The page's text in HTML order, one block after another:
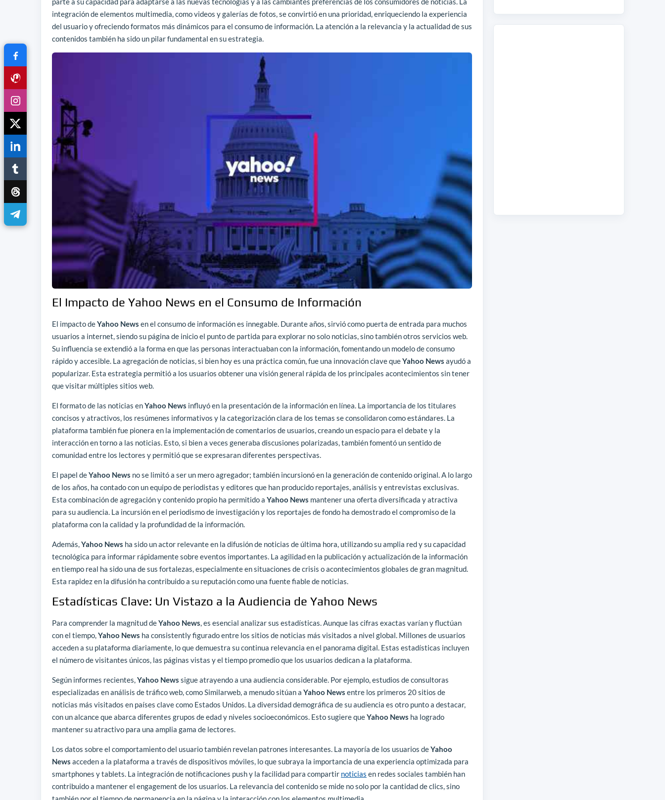
integración de elementos multimedia, como videos y galerías de fotos, se convirtió en una prioridad, enriqueciendo la experiencia
del usuario y ofreciendo formatos más dinámicos para el consumo de información. La atención a la relevancia y la actualidad de sus
contenidos también ha sido un pilar fundamental en su estrategia.
El Impacto de Yahoo News en el Consumo de Información
El impacto deYahoo News en el consumo de información es innegable. Durante años, sirvió como puerta de entrada para muchos
usuarios a internet, siendo su página de inicio el punto de partida para explorar no solo noticias, sino también otros servicios web.
Su influencia se extendió a la forma en que las personas interactuaban con la información, fomentando un modelo de consumo
rápido y accesible. La agregación de noticias, si bien hoy es una práctica común, fue una innovación clave queYahoo News ayudó a
popularizar. Esta estrategia permitió a los usuarios obtener una visión general rápida de los principales acontecimientos sin tener
que visitar múltiples sitios web.
El formato de las noticias enYahoo News influyó en la presentación de la información en línea. La importancia de los titulares
concisos y atractivos, los resúmenes informativos y la categorización clara de los temas se consolidaron como estándares. La
plataforma también fue pionera en la implementación de comentarios de usuarios, creando un espacio para el debate y la
interacción en torno a las noticias. Esto, si bien a veces generaba discusiones polarizadas, también fomentó un sentido de
comunidad entre los lectores y permitió que se expresaran diferentes perspectivas.
El papel deYahoo News no se limitó a ser un mero agregador; también incursionó en la generación de contenido original. A lo largo
de los años, ha contado con un equipo de periodistas y editores que han producido reportajes, análisis y entrevistas exclusivas.
Esta combinación de agregación y contenido propio ha permitido a Yahoo News mantener una oferta diversificada y atractiva
para su audiencia. La incursión en el periodismo de investigación y los reportajes de fondo ha demostrado el compromiso de la
plataforma con la calidad y la profundidad de la información.
Además,Yahoo News ha sido un actor relevante en la difusión de noticias de última hora, utilizando su amplia red y su capacidad
tecnológica para informar rápidamente sobre eventos importantes. La agilidad en la publicación y actualización de la información
en tiempo real ha sido una de sus fortalezas, especialmente en situaciones de crisis o acontecimientos globales de gran magnitud.
Esta rapidez en la difusión ha contribuido a su reputación como una fuente fiable de noticias.
Estadísticas Clave: Un Vistazo a la Audiencia de Yahoo News
Para comprender la magnitud deYahoo News, es esencial analizar sus estadísticas. Aunque las cifras exactas varían y fluctúan
con el tiempo,Yahoo News ha consistently figurado entre los sitios de noticias más visitados a nivel global. Millones de usuarios
acceden a su plataforma diariamente, lo que demuestra su continua relevancia en el panorama digital. Estas estadísticas incluyen
el número de visitantes únicos, las páginas vistas y el tiempo promedio que los usuarios dedican a la plataforma.
Según informes recientes,Yahoo News sigue atrayendo a una audiencia considerable. Por ejemplo, estudios de consultoras
especializadas en análisis de tráfico web, como Similarweb, a menudo sitúan a Yahoo News entre los primeros 20 sitios de
noticias más visitados en países clave como Estados Unidos. La diversidad demográfica de su audiencia es otro punto a destacar,
con un alcance que abarca diferentes grupos de edad y niveles socioeconómicos. Esto sugiere queYahoo News ha logrado
mantener su atractivo para una amplia gama de lectores.
Los datos sobre el comportamiento del usuario también revelan patrones interesantes. La mayoría de los usuarios deYahoo
News acceden a la plataforma a través de dispositivos móviles, lo que subraya la importancia de una experiencia optimizada para
smartphones y tablets. La integración de notificaciones push y la facilidad para compartir noticias en redes sociales también han
contribuido a mantener el engagement de los usuarios. La relevancia del contenido se mide no solo por la cantidad de clics, sino